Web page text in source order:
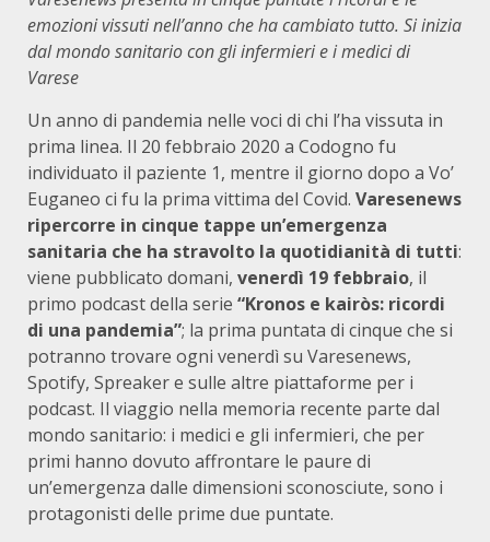
emozioni vissuti nell’anno che ha cambiato tutto. Si inizia
dal mondo sanitario con gli infermieri e i medici di
Varese
Un anno di pandemia nelle voci di chi l’ha vissuta in
prima linea. Il 20 febbraio 2020 a Codogno fu
individuato il paziente 1, mentre il giorno dopo a Vo’
Euganeo ci fu la prima vittima del Covid. Varesenews
ripercorre in cinque tappe un’emergenza
sanitaria che ha stravolto la quotidianità di tutti:
viene pubblicato domani, venerdì 19 febbraio, il
primo podcast della serie “Kronos e kairòs: ricordi
di una pandemia”; la prima puntata di cinque che si
potranno trovare ogni venerdì su Varesenews,
Spotify, Spreaker e sulle altre piattaforme per i
podcast. Il viaggio nella memoria recente parte dal
mondo sanitario: i medici e gli infermieri, che per
primi hanno dovuto affrontare le paure di
un’emergenza dalle dimensioni sconosciute, sono i
protagonisti delle prime due puntate.